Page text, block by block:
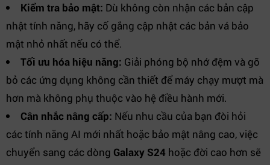
Kiểm tra bảo mật: Dù không còn nhận các bản cập
nhật tính năng, hãy cố gắng cập nhật các bản vá bảo
mật nhỏ nhất nếu có thể.
Tối ưu hóa hiệu năng: Giải phóng bộ nhớ đệm và gỡ
bỏ các ứng dụng không cần thiết để máy chạy mượt mà
hơn mà không phụ thuộc vào hệ điều hành mới.
Cân nhắc nâng cấp: Nếu nhu cầu của bạn đòi hỏi
các tính năng AI mới nhất hoặc bảo mật nâng cao, việc
chuyển sang các dòng Galaxy S24 hoặc đời cao hơn sẽ